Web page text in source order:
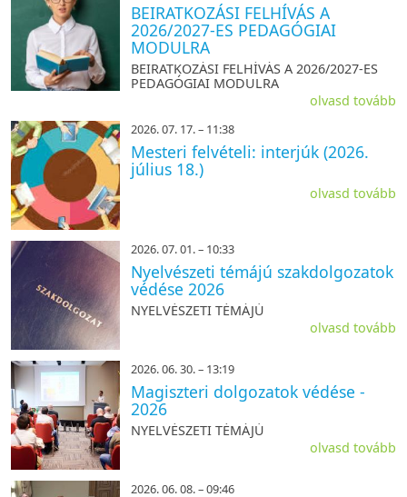
BEIRATKOZÁSI FELHÍVÁS A
2026/2027-ES PEDAGÓGIAI
MODULRA
BEIRATKOZÁSI FELHÍVÁS A 2026/2027-ES
PEDAGÓGIAI MODULRA
olvasd tovább
2026. 07. 17. – 11:38
Mesteri felvételi: interjúk (2026.
július 18.)
olvasd tovább
2026. 07. 01. – 10:33
Nyelvészeti témájú szakdolgozatok
védése 2026
NYELVÉSZETI TÉMÁJÚ
olvasd tovább
2026. 06. 30. – 13:19
Magiszteri dolgozatok védése -
2026
NYELVÉSZETI TÉMÁJÚ
olvasd tovább
2026. 06. 08. – 09:46